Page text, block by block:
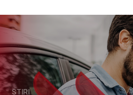
STIRI